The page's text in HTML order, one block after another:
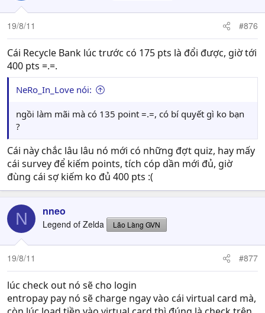
19/8/11 #876
Cái Recycle Bank lúc trước có 175 pts là đổi được, giờ tới
400 pts =.=.
NeRo_In_Love nói:
ngồi làm mãi mà có 135 point =.=, có bí quyết gì ko bạn
?
Cái này chắc lâu lâu nó mới có những đợt quiz, hay mấy
cái survey để kiếm points, tích cóp dần mới đủ, giờ
đùng cái sợ kiếm ko đủ 400 pts :(
N nneo
Legend of Zelda Lão Làng GVN
19/8/11 #877
lúc check out nó sẽ cho login
entropay pay nó sẽ charge ngay vào cái virtual card mà,